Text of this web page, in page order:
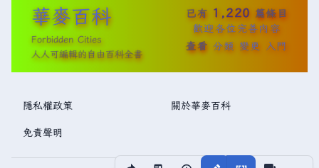
分享此頁面 更多
華麥百科
Forbidden Cities
人人可編輯的自由百科全書
已有 1,220 篇條目
歡迎各位完善內容
查看 分類 變更 入門
隱私權政策 關於華麥百科
免責聲明